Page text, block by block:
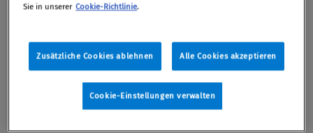
Dienstag, 11. Oktober 2022 von 09:30 Uhr bis
Sie in unserer Cookie-Richtlinie.
Zusätzliche Cookies ablehnen Alle Cookies akzeptieren
Cookie-Einstellungen verwalten